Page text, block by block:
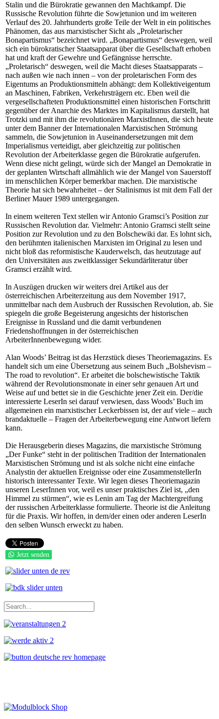
Stalin und die Bürokratie gewannen den Machtkampf. Die
Russische Revolution führte die Sowjetunion und im weiteren
Verlauf des 20. Jahrhunderts große Teile der Welt in ein politisches
Phänomen, das aus marxistischer Sicht als „Proletarischer
Bonapartismus“ bezeichnet wird. „Bonapartismus“ deswegen, weil
sich ein bürokratischer Staatsapparat über die Gesellschaft erhoben
hat und kraft der Gewehre und Gefängnisse herrschte.
„Proletarisch“ deswegen, weil die Macht dieses Staatsapparats –
nach außen wie nach innen – von der proletarischen Form des
Eigentums an Produktionsmitteln abhängt: dem Kollektiveigentum
an Maschinen, Fabriken, Verkehrsträgern etc. Eben weil die
vergesellschafteten Produktionsmittel einen historischen Fortschritt
gegenüber der Anarchie des Marktes im Kapitalismus darstellt, hat
Trotzki und mit ihm die revolutionären MarxistInnen, die sich heute
unter dem Banner der Internationalen Marxistischen Strömung
sammeln, die Sowjetunion in Auseinandersetzungen mit dem
Imperialismus verteidigt, aber gleichzeitig zur politischen
Revolution der Arbeiterklasse gegen die Bürokratie aufgerufen.
Wenn diese nicht gelingt, würde sich der Mangel an Demokratie in
der geplanten Wirtschaft allmählich wie der Mangel von Sauerstoff
im menschlichen Körper bemerkbar machen. Die marxistische
Theorie hat sich bewahrheitet – der Stalinismus ist mit dem Fall der
Berliner Mauer 1989 untergegangen.
In einem weiteren Text stellen wir Antonio Gramsci’s Position zur
Russischen Revolution dar. Vielmehr: Antonio Gramsci stellt seine
Position zur Revolution und zu den Bolschewiki dar. Es lohnt sich,
den berühmten italienischen Marxisten im Original zu lesen und
nicht bloß das reformistische Kauderwelsch, das heutzutage auf
den Universitäten aus zweitklassiger Sekundärliteratur über
Gramsci erzählt wird.
In Auszügen drucken wir weiters drei Artikel aus der
österreichischen Arbeiterzeitung aus dem November 1917,
unmittelbar nach dem Ausbruch der Russischen Revolution, ab. Sie
spiegeln die große Begeisterung angesichts der historischen
Ereignisse in Russland und die damit verbundenen
Friedenshoffnungen in der österreichischen
ArbeiterInnenbewegung wider.
Alan Woods’ Beitrag ist das Herzstück dieses Theoriemagazins. Es
handelt sich um eine Übersetzung aus seinem Buch „Bolshevism –
The road to revolution“. Er arbeitet die bolschewistische Taktik
während der Revolutionsmonate in einer sehr genauen Art und
Weise auf und bettet sie in die Geschichte jener Zeit ein. Der/die
interessierte LeserIn sei darauf verwiesen, dass Woods’ Buch im
allgemeinen ein marxistischer Leckerbissen ist, der auf viele – auch
brandaktuelle – Fragen der Arbeiterbewegung eine Antwort liefern
kann.
Die Herausgeberin dieses Magazins, die marxistische Strömung
„Der Funke“ steht in der politischen Tradition der Internationalen
Marxistischen Strömung und ist als solche nicht eine einfache
Analystin der aktuellen Ereignisse oder eine ZusammenstellerIn
historisch interessanter Texte. Wir legen dieses Theoriemagazin
unseren LeserInnen vor, weil es unser praktisches Ziel ist, „den
Himmel zu stürmen“, wie es Lenin am Tag der Machtergreifung
der russischen Arbeiterklasse formulierte. Theorie ist die Anleitung
für die Praxis. Wir hoffen, in dem/der einen oder anderen LeserIn
den selben Wunsch erweckt zu haben.
Jetzt senden